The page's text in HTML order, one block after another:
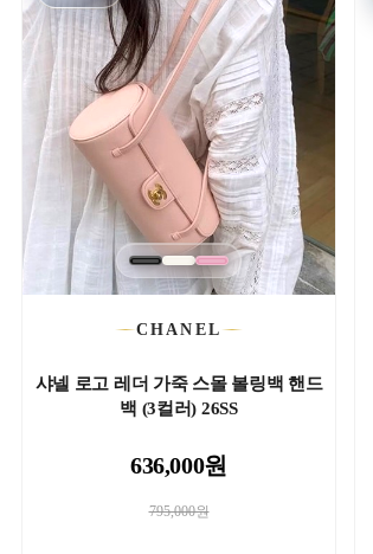
CHANEL
샤넬 로고 레더 가죽 스몰 볼링백 핸드
백 (3컬러) 26SS
636,000원
795,000원